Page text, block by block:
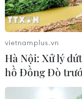
vietnamplus.vn
Hà Nội: Xử lý
hồ Đồng Đò